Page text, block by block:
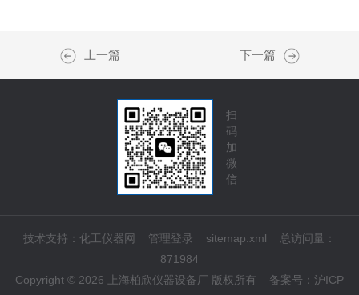
上一篇 下一篇
扫
码
加
微
信
技术支持： 化工仪器网 管理登录 sitemap.xml
总访问量：
871984
Copyright © 2026 上海柏欣仪器设备厂 版权所有 备案号： 沪ICP